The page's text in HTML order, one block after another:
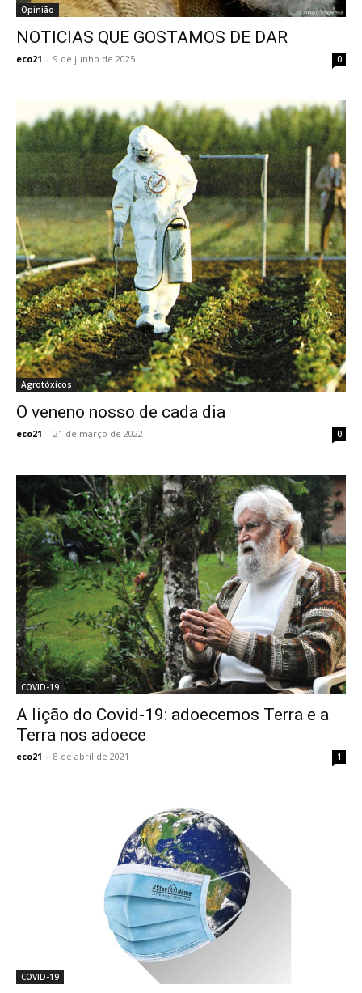
Opinião
NOTICIAS QUE GOSTAMOS DE DAR
eco21 - 9 de junho de 2025 0
Agrotóxicos
O veneno nosso de cada dia
eco21 - 21 de março de 2022 0
COVID-19
A lição do Covid-19: adoecemos Terra e a
Terra nos adoece
eco21 - 8 de abril de 2021 1
COVID-19